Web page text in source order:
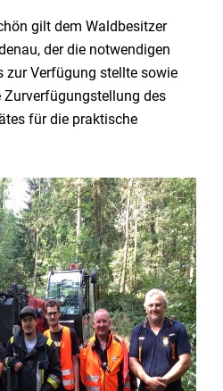
gilt dem Waldbesitzer
der die notwendigen
zur Verfügung stellte sowie
des
für die praktische